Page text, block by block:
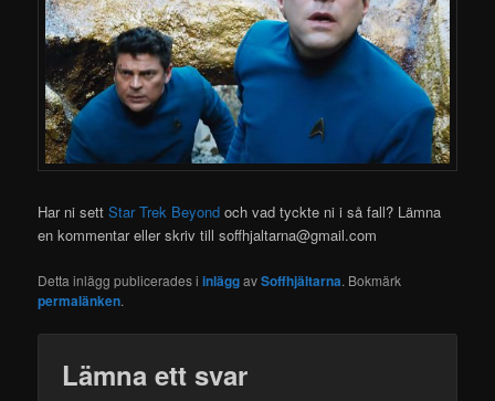
Har ni settStar Trek Beyond och vad tyckte ni i så fall? Lämna
en kommentar eller skriv till soffhjaltarna@gmail.com
Detta inlägg publicerades iinläggavSoffhjältarna. Bokmärk
permalänken.
Lämna ett svar